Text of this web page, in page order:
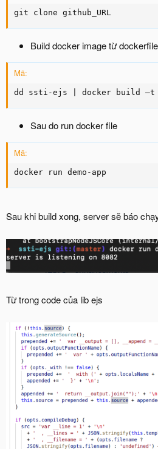
git clone github_URL
Build docker image từ dockerfile
Mã:
dd ssti-ejs | docker build –t
Sau do run docker file
Mã:
docker run demo-app
Sau khi build xong, server sẽ báo
Từ trong code của lib ejs